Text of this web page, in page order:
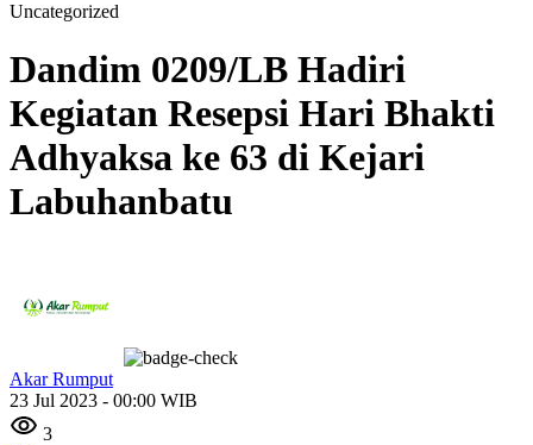
Uncategorized
Dandim 0209/LB Hadiri
Kegiatan Resepsi Hari Bhakti
Adhyaksa ke 63 di Kejari
Labuhanbatu
Akar Rumput
23 Jul 2023 - 00:00 WIB
3